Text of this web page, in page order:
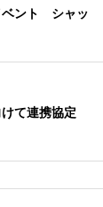
ベント シャッ
けて連携協定